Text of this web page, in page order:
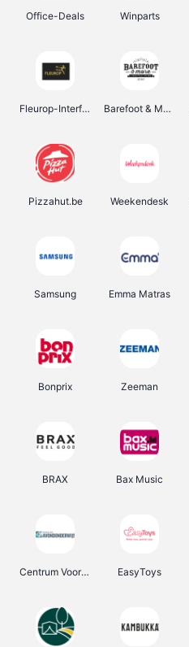
Office-Deals Winparts
Fleurop-Interflora Barefoot & More
Pizzahut.be Weekendesk
Samsung Emma Matras
Bonprix Zeeman
BRAX Bax Music
Centrum Voor Avondonderwijs EasyToys